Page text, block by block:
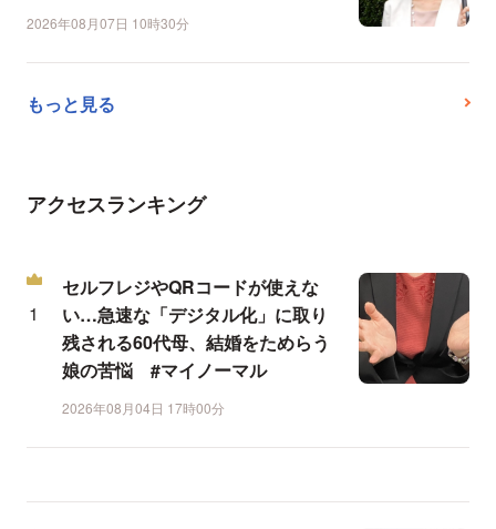
2026年08月07日 10時30分
もっと見る
アクセスランキング
セルフレジやQRコードが使えな
い…急速な「デジタル化」に取り
残される60代母、結婚をためらう
娘の苦悩 #マイノーマル
2026年08月04日 17時00分